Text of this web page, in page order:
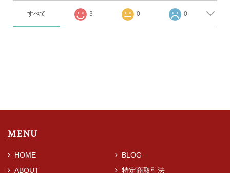
すべて 3 0 0
MENU
HOME
BLOG
ABOUT
特定商取引法